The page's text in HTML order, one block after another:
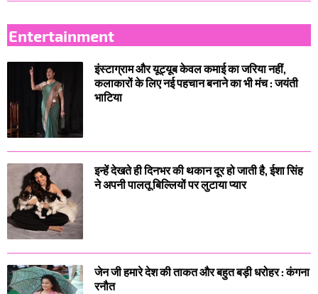
Entertainment
इंस्टाग्राम और यूट्यूब केवल कमाई का जरिया नहीं,
कलाकारों के लिए नई पहचान बनाने का भी मंच : जयंती
भाटिया
इन्हें देखते ही दिनभर की थकान दूर हो जाती है, ईशा सिंह
ने अपनी पालतू बिल्लियों पर लुटाया प्यार
जेन जी हमारे देश की ताकत और बहुत बड़ी धरोहर : कंगना
रनौत